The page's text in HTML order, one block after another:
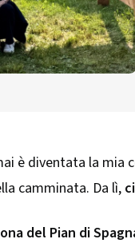
è diventata la
camminata. Da lì,
del Pian di